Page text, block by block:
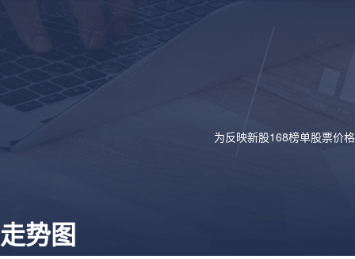
为反映新股168榜单股票价
走势图